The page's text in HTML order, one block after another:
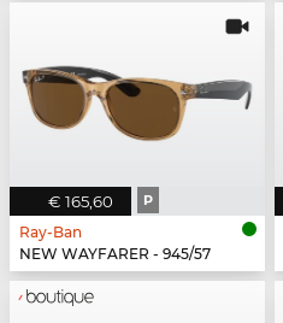
€ 165,60 P
Ray-Ban
NEW WAYFARER - 945/57